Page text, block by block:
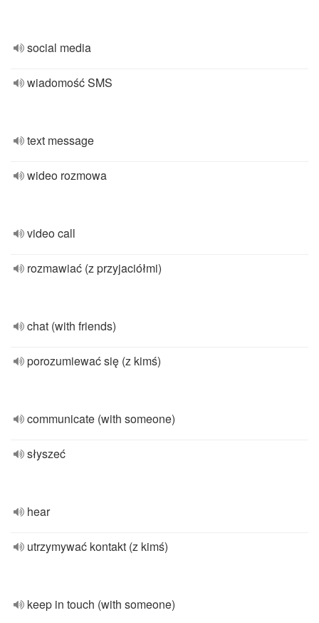
social media
wiadomość SMS
text message
wideo rozmowa
video call
rozmawiać (z przyjaciółmi)
chat (with friends)
porozumiewać się (z kimś)
communicate (with someone)
słyszeć
hear
utrzymywać kontakt (z kimś)
keep in touch (with someone)